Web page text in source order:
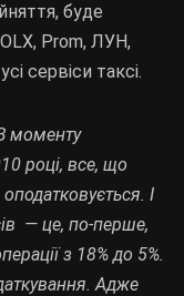
буде
Prom, ЛУН,
сервіси таксі.
моменту
році, все, що
І
— це, по-перше,
з 18% до 5%.
Адже